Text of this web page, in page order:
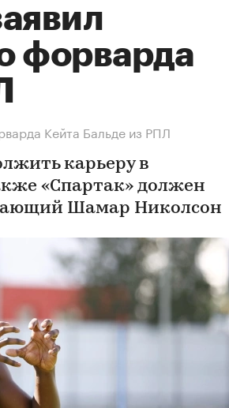
форварда
Кейта Бальде из РПЛ
карьеру в
«Спартак» должен
Шамар Николсон